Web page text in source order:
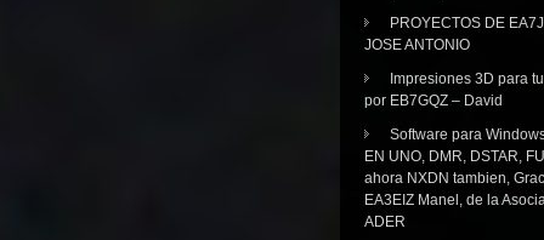
PROYECTOS DE
JOSE ANTONIO
Impresiones 3D para
por EB7GQZ – David
Software para
EN UNO, DMR, DSTAR,
ahora NXDN tambien,
EA3EIZ Manel, de la
ADER